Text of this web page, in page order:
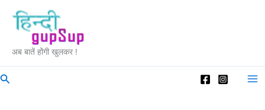
content
अब बातें होंगी खुलकर !
Search